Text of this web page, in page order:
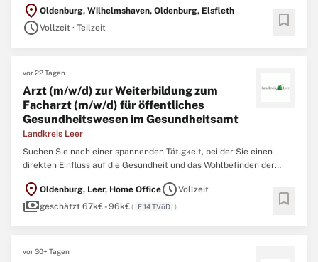
kooperative Zusammenarbeit und eine zugewandte Haltung aus. In
allen Bereichen fördert die Hochschule Kompetenz und ...
location_on Oldenburg, Wilhelmshaven, Oldenburg, Elsfleth
scheduleVollzeit · Teilzeit bookmark
vor 22 Tagen
Arzt (m/w/d) zur Weiterbildung zum
Facharzt (m/w/d) für öffentliches
Gesundheitswesen im Gesundheitsamt
Landkreis Leer
Suchen Sie nach einer spannenden Tätigkeit, bei der Sie einen
direkten Einfluss auf die Gesundheit und das Wohlbefinden der
Das Gesundheitsamt umfasst dabei die Aufgabenbereiche
amtsärztlicher Dienst, Infektionsschutz, Trink- und
location_on Oldenburg, Leer, Home OfficescheduleVollzeit
paymentsgeschätzt 67k€ - 96k€( E 14 TVöD ) bookmark
vor 30+ Tagen